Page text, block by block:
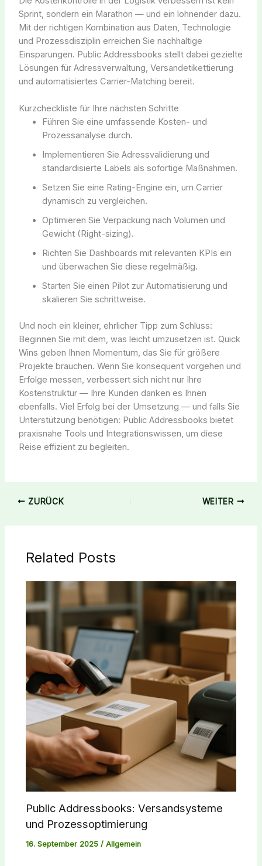
Sprint, sondern ein Marathon — und ein lohnender dazu.
Mit der richtigen Kombination aus Daten, Technologie
und Prozessdisziplin erreichen Sie nachhaltige
Einsparungen. Public Addressbooks stellt dabei gezielte
Lösungen für Adressverwaltung, Versandetikettierung
und automatisiertes Carrier-Matching bereit.
Kurzcheckliste für Ihre nächsten Schritte
Führen Sie eine umfassende Kosten- und
Prozessanalyse durch.
Implementieren Sie Adressvalidierung und
standardisierte Labels als sofortige Maßnahmen.
Setzen Sie eine Rating-Engine ein, um Carrier
dynamisch zu vergleichen.
Optimieren Sie Verpackung nach Volumen und
Gewicht (Right-sizing).
Richten Sie Dashboards mit relevanten KPIs ein
und überwachen Sie diese regelmäßig.
Starten Sie einen Pilot zur Automatisierung und
skalieren Sie schrittweise.
Und noch ein kleiner, ehrlicher Tipp zum Schluss:
Beginnen Sie mit dem, was leicht umzusetzen ist. Quick
Wins geben Ihnen Momentum, das Sie für größere
Projekte brauchen. Wenn Sie konsequent vorgehen und
Erfolge messen, verbessert sich nicht nur Ihre
Kostenstruktur — Ihre Kunden danken es Ihnen
ebenfalls. Viel Erfolg bei der Umsetzung — und falls Sie
Unterstützung benötigen: Public Addressbooks bietet
praxisnahe Tools und Integrationswissen, um diese
Reise effizient zu begleiten.
ZURÜCK WEITER
Related Posts
Public Addressbooks: Versandsysteme
und Prozessoptimierung
16. September 2025/Allgemein